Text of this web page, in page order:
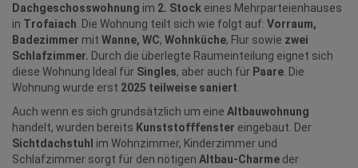
Dachgeschosswohnung im 2. Stock eines Mehrparteienhauses
in Trofaiach. Die Wohnung teilt sich wie folgt auf: Vorraum,
Badezimmer mit Wanne, WC, Wohnküche, Flur sowie zwei
Schlafzimmer. Durch die überlegte Raumeinteilung eignet sich
diese Wohnung Ideal für Singles, aber auch für Paare. Die
Wohnung wurde erst 2025 teilweise saniert.
Auch wenn es sich grundsätzlich um eine Altbauwohnung
handelt, wurden bereits Kunststofffenster eingebaut. Der
Sichtdachstuhl im Wohnzimmer, Kinderzimmer und
Schlafzimmer sorgt für den nötigen Altbau-Charme der